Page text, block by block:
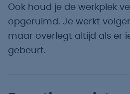
Ook houd je de werkplek
opgeruimd. Je werkt
maar overlegt altijd als er
gebeurt.